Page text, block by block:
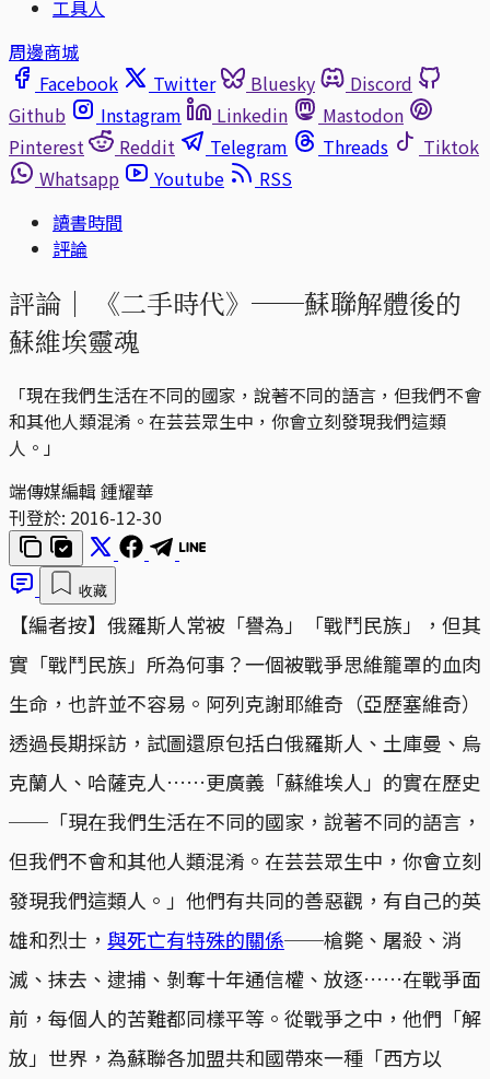
工具人
周邊商城
Facebook
Twitter Bluesky
Discord
Github
Instagram Linkedin
Mastodon
Pinterest
Reddit Telegram Threads
Tiktok
Whatsapp
Youtube
RSS
讀書時間
評論
評論｜
《二手時代》──蘇聯解體後的
蘇維埃靈魂
「現在我們生活在不同的國家，說著不同的語言，但我們不會
和其他人類混淆。在芸芸眾生中，你會立刻發現我們這類
人。」
端傳媒編輯 鍾耀華
刊登於: 2016-12-30
收藏
【編者按】俄羅斯人常被「譽為」「戰鬥民族」，但其
實「戰鬥民族」所為何事？一個被戰爭思維籠罩的血肉
生命，也許並不容易。阿列克謝耶維奇（亞歷塞維奇）
透過長期採訪，試圖還原包括白俄羅斯人、土庫曼、烏
克蘭人、哈薩克人……更廣義「蘇維埃人」的實在歷史
──「現在我們生活在不同的國家，說著不同的語言，
但我們不會和其他人類混淆。在芸芸眾生中，你會立刻
發現我們這類人。」他們有共同的善惡觀，有自己的英
雄和烈士， 與死亡有特殊的關係──槍斃、屠殺、消
滅、抹去、逮捕、剝奪十年通信權、放逐……在戰爭面
前，每個人的苦難都同樣平等。從戰爭之中，他們「解
放」世界，為蘇聯各加盟共和國帶來一種「西方以